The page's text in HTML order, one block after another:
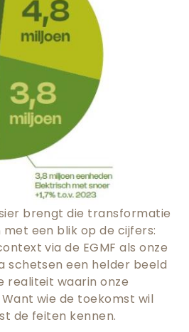
brengt die transformatie
een blik op de cijfers:
via de EGMF als onze
schetsen een helder beeld
realiteit waarin onze
wie de toekomst wil
de feiten kennen.